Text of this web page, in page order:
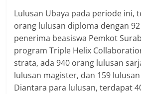
Lulusan Ubaya pada periode ini,
orang lulusan diploma dengan
penerima beasiswa Pemkot
program Triple Helix
strata, ada 940 orang lulusan
lulusan magister, dan 159
Diantara para lulusan, terdapat